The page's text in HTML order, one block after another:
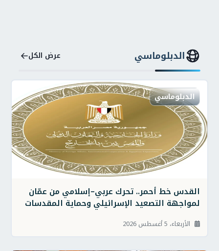
الدبلوماسي عرض الكل
الدبلوماسي
القدس خط أحمر.. تحرك عربي–إسلامي من عمّان
لمواجهة التصعيد الإسرائيلي وحماية المقدسات
الأربعاء، 5 أغسطس 2026